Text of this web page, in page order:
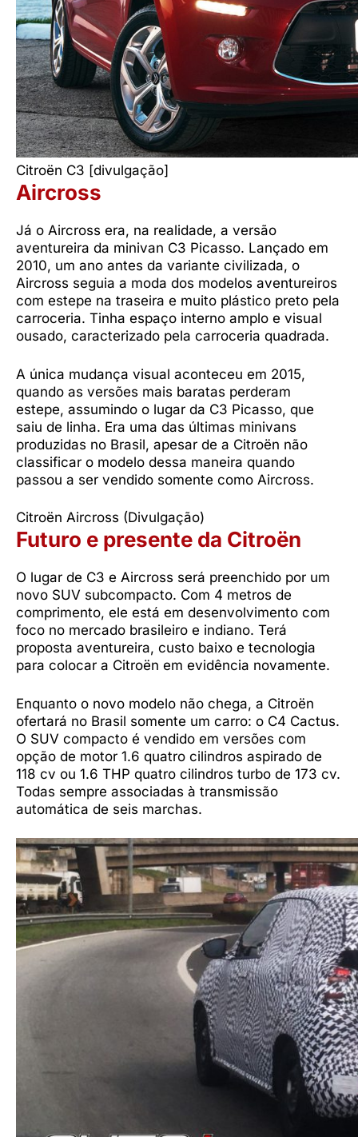
Citroën C3 [divulgação]
Aircross
Já o Aircross era, na realidade, a versão
aventureira da minivan C3 Picasso. Lançado em
2010, um ano antes da variante civilizada, o
Aircross seguia a moda dos modelos aventureiros
com estepe na traseira e muito plástico preto pela
carroceria. Tinha espaço interno amplo e visual
ousado, caracterizado pela carroceria quadrada.
A única mudança visual aconteceu em 2015,
quando as versões mais baratas perderam
estepe, assumindo o lugar da C3 Picasso, que
saiu de linha. Era uma das últimas minivans
produzidas no Brasil, apesar de a Citroën não
classificar o modelo dessa maneira quando
passou a ser vendido somente como Aircross.
Citroën Aircross (Divulgação)
Futuro e presente da Citroën
O lugar de C3 e Aircross será preenchido por um
novo SUV subcompacto. Com 4 metros de
comprimento, ele está em desenvolvimento com
foco no mercado brasileiro e indiano. Terá
proposta aventureira, custo baixo e tecnologia
para colocar a Citroën em evidência novamente.
Enquanto o novo modelo não chega, a Citroën
ofertará no Brasil somente um carro: o C4 Cactus.
O SUV compacto é vendido em versões com
opção de motor 1.6 quatro cilindros aspirado de
118 cv ou 1.6 THP quatro cilindros turbo de 173 cv.
Todas sempre associadas à transmissão
automática de seis marchas.